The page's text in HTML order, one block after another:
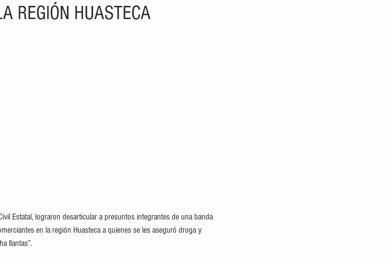
REGIÓN HUASTECA
Estatal, lograron desarticular a presuntos integrantes de una banda
en la región Huasteca a quienes se les aseguró droga y
llantas”.